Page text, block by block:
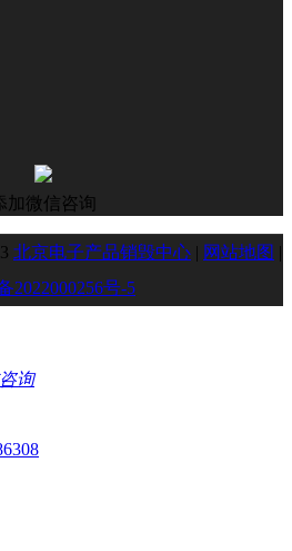
加微信咨询
北京电子产品销毁中心 | 网站地图 |
2022000256号-5
询